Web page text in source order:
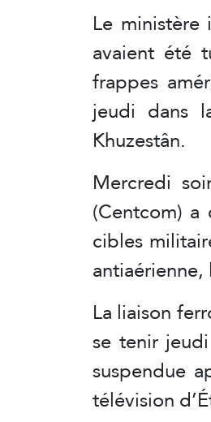
Le
avaient été
frappes
jeudi dans
Khuzestân.
Mercredi
(Centcom)
cibles
La liaison
se tenir
suspendue
télévision